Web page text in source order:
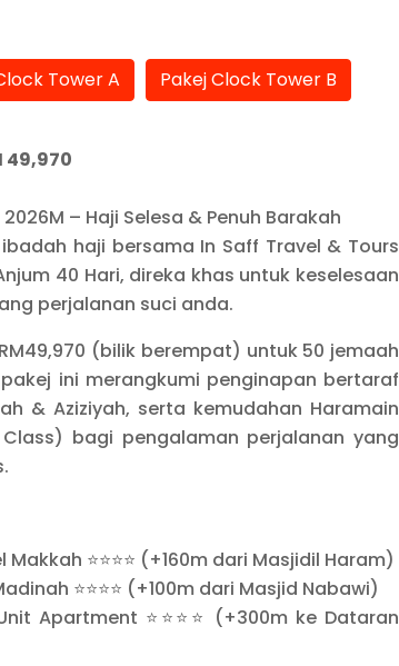
Tower A Pakej Clock Tower B
49,970
– Haji Selesa & Penuh Barakah
haji bersama In Saff Travel & Tours
40 Hari, direka khas untuk keselesaan
perjalanan suci anda.
(bilik berempat) untuk 50 jemaah
ini merangkumi penginapan bertaraf
& Aziziyah, serta kemudahan Haramain
bagi pengalaman perjalanan yang
⭐⭐⭐⭐ (+160m dari Masjidil Haram)
⭐⭐⭐⭐ (+100m dari Masjid Nabawi)
Apartment ⭐⭐⭐⭐ (+300m ke Dataran